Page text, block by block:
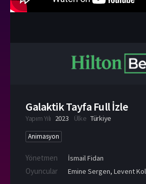
Galaktik Tayfa Full İzle
Yapım Yılı 2023 Ülke Türkiye
Animasyon
Yönetmen İsmail Fidan
Oyuncular Emine Sergen, Levent Kol